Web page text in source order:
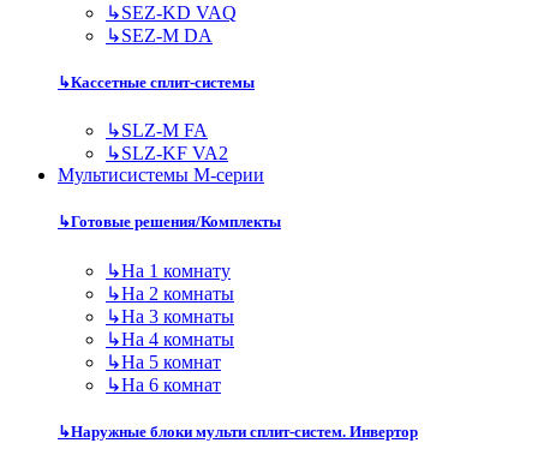
↳SEZ-KD VAQ
↳SEZ-M DA
↳Кассетные сплит-системы
↳SLZ-M FA
↳SLZ-KF VA2
Мультисистемы M-серии
↳Готовые решения/Комплекты
↳На 1 комнату
↳На 2 комнаты
↳На 3 комнаты
↳На 4 комнаты
↳На 5 комнат
↳На 6 комнат
↳Наружные блоки мульти сплит-систем. Инвертор